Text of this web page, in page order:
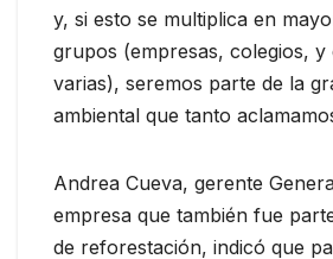
y, si esto se multiplica en
grupos (empresas, colegios, y
varias), seremos parte de la
ambiental que tanto
Andrea Cueva, gerente
empresa que también fue
de reforestación, indicó que